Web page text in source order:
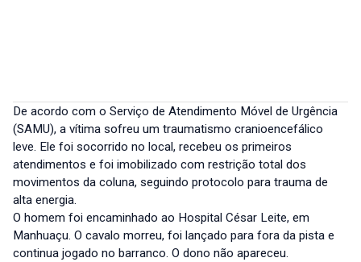
De acordo com o Serviço de Atendimento Móvel de Urgência
(SAMU), a vítima sofreu um traumatismo cranioencefálico
leve. Ele foi socorrido no local, recebeu os primeiros
atendimentos e foi imobilizado com restrição total dos
movimentos da coluna, seguindo protocolo para trauma de
alta energia.
O homem foi encaminhado ao Hospital César Leite, em
Manhuaçu. O cavalo morreu, foi lançado para fora da pista e
continua jogado no barranco. O dono não apareceu.